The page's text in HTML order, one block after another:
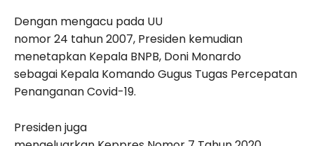
Dengan mengacu pada UU
nomor 24 tahun 2007, Presiden kemudian
menetapkan Kepala BNPB, Doni Monardo
sebagai Kepala Komando Gugus Tugas Percepatan
Penanganan Covid-19.
Presiden juga